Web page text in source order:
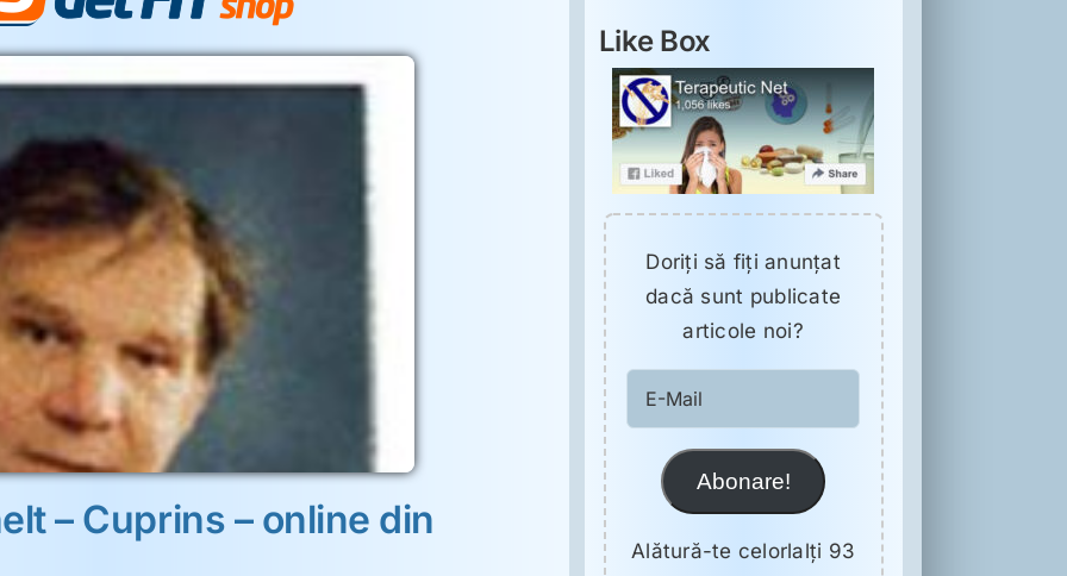
– Cuprins – online din
Like Box
Doriţi să fiţi anunţat
dacă sunt publicate
articole noi?
Mail
Abonare!
Alătură-te celorlalți 93